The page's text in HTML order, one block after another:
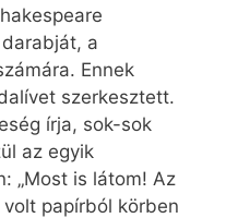
a
Ennek
szerkesztett.
írja, sok-sok
az egyik
„Most is látom! Az
papírból körben